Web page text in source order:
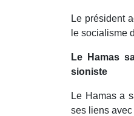
Le président
le socialisme
Le Hamas
sioniste
Le Hamas a
ses liens